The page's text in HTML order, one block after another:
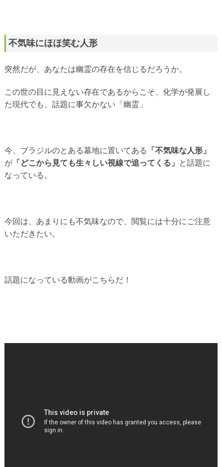
不気味にほほ笑む人形
突然だが、あなたは幽霊の存在を信じるだろうか。
この世の目に見えない存在であるからこそ、化学が発展し
た現代でも、話題に事欠かない「幽霊」
今、ブラジルのとある墓地に置いてある
「不気味な人形」
が「どこから見ても生々しい視線で追ってくる」
と話題に
なっている。
今回は、あまりにも不気味なので、閲覧には十分にご注意
いただきたい。
話題になっている動画がこちらだ！